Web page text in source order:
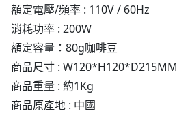
額定電壓/頻率 : 110V / 60Hz
消耗功率 : 200W
額定容量：80g咖啡豆
商品尺寸 : W120*H120*D215MM
商品重量 : 約1Kg
商品原產地 : 中國